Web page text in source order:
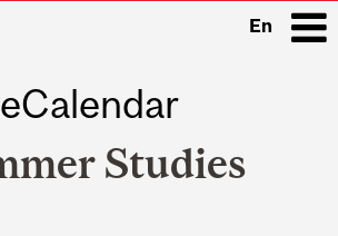
En
eCalendar
Studies